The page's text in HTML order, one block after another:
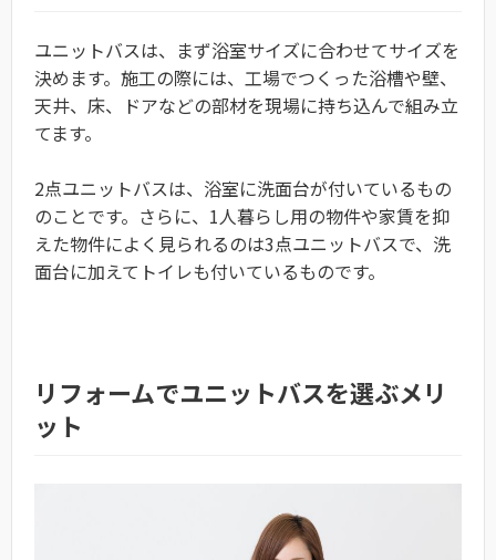
ユニットバスは、まず浴室サイズに合わせてサイズを
決めます。施工の際には、工場でつくった浴槽や壁、
天井、床、ドアなどの部材を現場に持ち込んで組み立
てます。
2点ユニットバスは、浴室に洗面台が付いているもの
のことです。さらに、1人暮らし用の物件や家賃を抑
えた物件によく見られるのは3点ユニットバスで、洗
面台に加えてトイレも付いているものです。
リフォームでユニットバスを選ぶメリ
ット